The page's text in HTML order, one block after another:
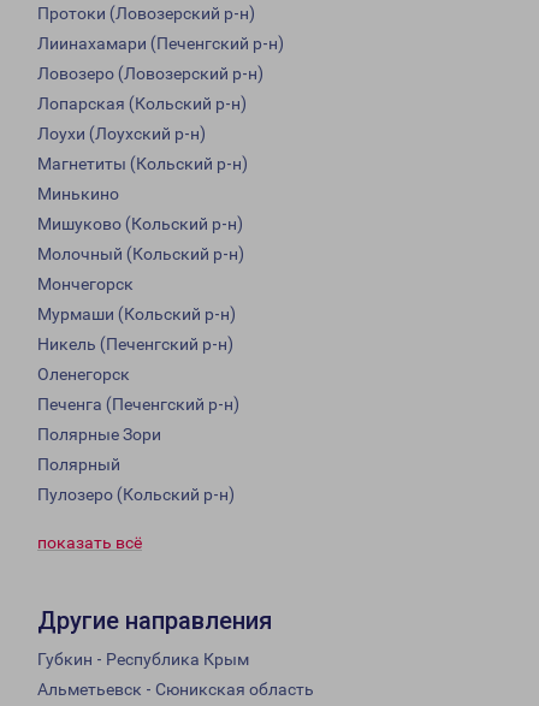
Протоки (Ловозерский р-н)
Лиинахамари (Печенгский р-н)
Ловозеро (Ловозерский р-н)
Лопарская (Кольский р-н)
Лоухи (Лоухский р-н)
Магнетиты (Кольский р-н)
Минькино
Мишуково (Кольский р-н)
Молочный (Кольский р-н)
Мончегорск
Мурмаши (Кольский р-н)
Никель (Печенгский р-н)
Оленегорск
Печенга (Печенгский р-н)
Полярные Зори
Полярный
Пулозеро (Кольский р-н)
показать всё
Другие направления
Губкин - Республика Крым
Альметьевск - Сюникская область